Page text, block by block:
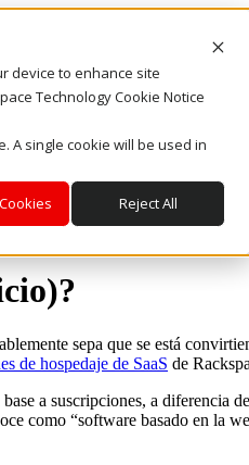
device to enhance site
Technology Cookie Notice
A single cookie will be used in
Reject All
sepa que se está
de hospedaje de SaaS de
a suscripciones, a
como “software basado en la